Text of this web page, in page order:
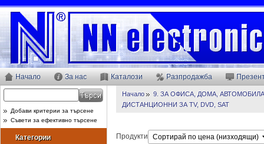
Начало За нас Каталози Разпродажба
Добави критерии за търсене
Съвети за ефективно търсене
Категории
Начало
9. ЗА ОФИСА, ДОМА, АВТОМОБИЛА
ДИСТАНЦИОННИ ЗА TV, DVD, SAT
Продукти